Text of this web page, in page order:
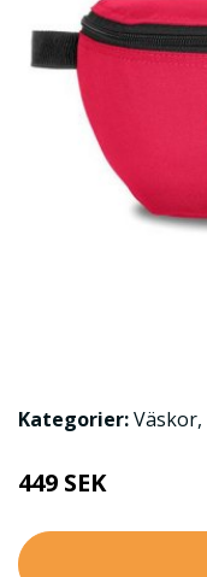
Kategorier:Väskor,
449 SEK